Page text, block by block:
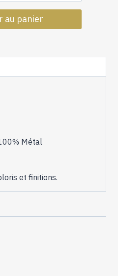
de
Rail
6010
au panier
Métal
et finitions.